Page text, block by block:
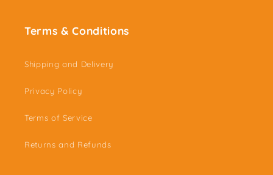
Terms & Conditions
Shipping and Delivery
Privacy Policy
Terms of Service
Returns and Refunds